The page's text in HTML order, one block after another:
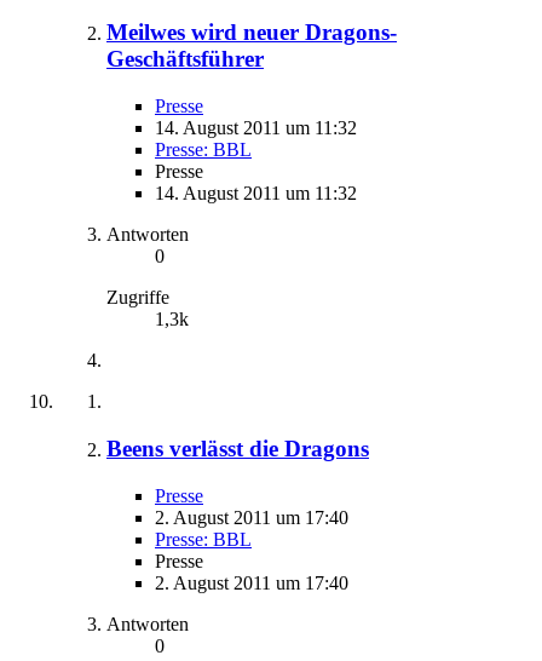
Meilwes wird neuer Dragons-
Geschäftsführer
Presse
14. August 2011 um 11:32
Presse: BBL
Presse
14. August 2011 um 11:32
Antworten
0
Zugriffe
1,3k
Beens verlässt die Dragons
Presse
2. August 2011 um 17:40
Presse: BBL
Presse
2. August 2011 um 17:40
Antworten
0